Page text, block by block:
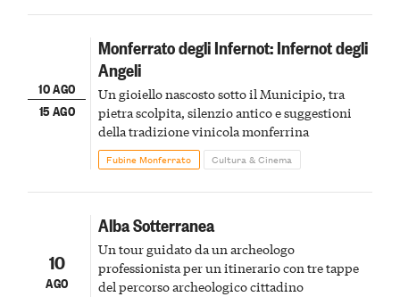
10 AGO
15 AGO
Monferrato degli Infernot: Infernot degli
Angeli
Un gioiello nascosto sotto il Municipio, tra
pietra scolpita, silenzio antico e suggestioni
della tradizione vinicola monferrina
Fubine Monferrato Cultura & Cinema
10
AGO
Alba Sotterranea
Un tour guidato da un archeologo
professionista per un itinerario con tre tappe
del percorso archeologico cittadino